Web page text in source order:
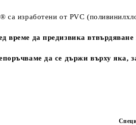
изработени от PVC
време да предизвика
да се държи върху яка,